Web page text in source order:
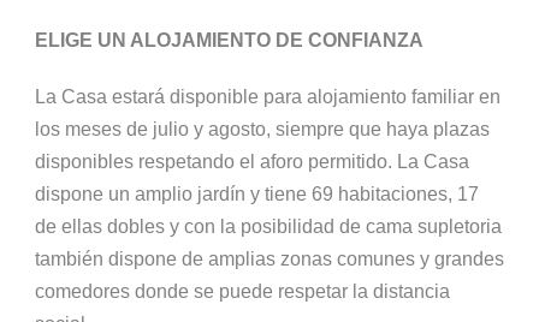
ELIGE UN ALOJAMIENTO DE CONFIANZA
La Casa estará disponible para alojamiento familiar en
los meses de julio y agosto, siempre que haya plazas
disponibles respetando el aforo permitido. La Casa
dispone un amplio jardín y tiene 69 habitaciones, 17
de ellas dobles y con la posibilidad de cama supletoria
también dispone de amplias zonas comunes y grandes
comedores donde se puede respetar la distancia